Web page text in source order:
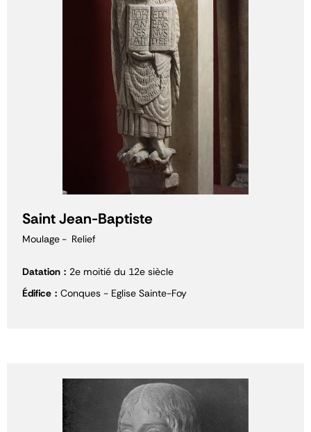
Saint Jean-Baptiste
Moulage Relief
Datation
2e moitié du 12e siècle
Édifice
Conques - Eglise Sainte-Foy